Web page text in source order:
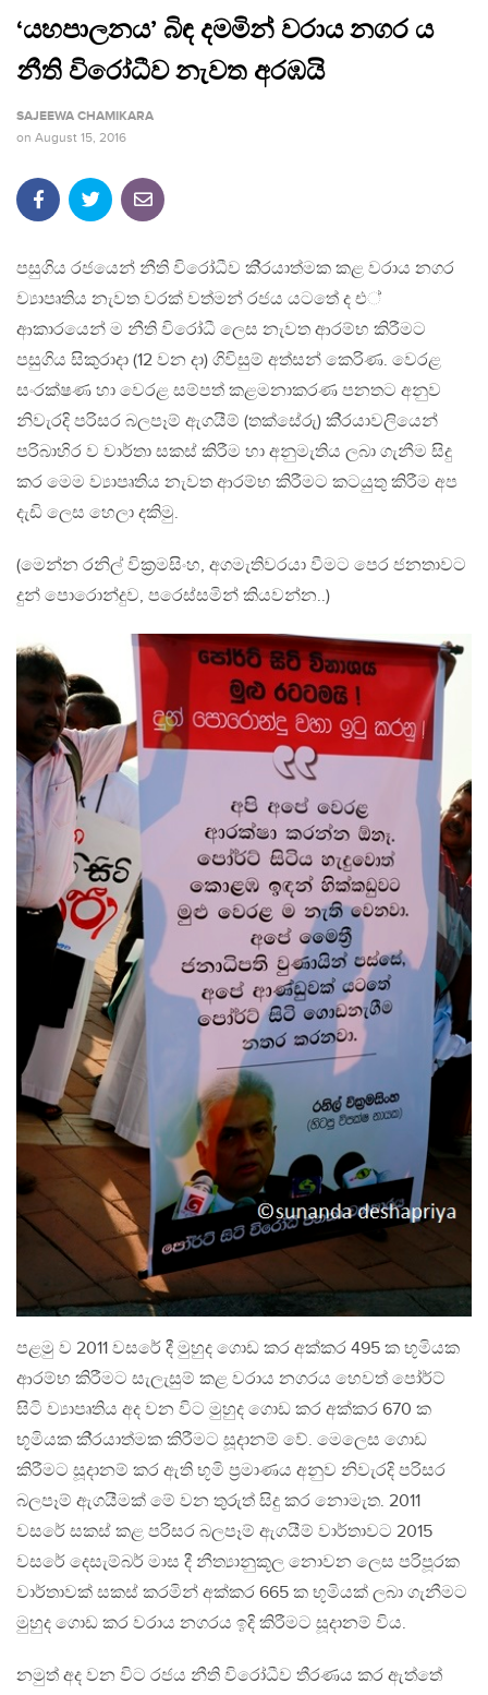
‘යහපාලනය’ බිඳ දමමින් වරාය නගර ය
නීති විරෝධීව නැවත අරඹයි
SAJEEWA CHAMIKARA
on August 15, 2016
පසුගිය රජයෙන් නීති විරෝධීව කි‍්‍රයාත්මක කළ වරාය නගර
ව්‍යාපෘතිය නැවත වරක් වත්මන් රජය යටතේ ද එ්
ආකාරයෙන් ම නීති විරෝධී ලෙස නැවත ආරම්භ කිරීමට
පසුගිය සිකුරාදා (12 වන දා) ගිවිසුම් අත්සන් කෙරිණ. වෙරළ
සංරක්ෂණ හා වෙරළ සම්පත් කළමනාකරණ පනතට අනුව
නිවැරදි පරිසර බලපෑම් ඇගයීම් (තක්සේරු) කි‍්‍රයාවලියෙන්
පරිබාහිර ව වාර්තා සකස් කිරීම හා අනුමැතිය ලබා ගැනීම සිදු
කර මෙම ව්‍යාපෘතිය නැවත ආරම්භ කිරීමට කටයුතු කිරීම අප
දැඩි ලෙස හෙලා දකිමු.
(මෙන්න රනිල් වික්‍රමසිංහ, අගමැතිවරයා වීමට පෙර ජනතාවට
දුන් පොරොන්දුව, පරෙස්සමින් කියවන්න..)
පළමු ව 2011 වසරේ දී මුහුද ගොඩ කර අක්කර 495 ක භූමියක
ආරම්භ කිරීමට සැලැසුම් කළ වරාය නගරය හෙවත් පෝර්ට්
සිටි ව්‍යාපෘතිය අද වන විට මුහුද ගොඩ කර අක්කර 670 ක
භූමියක කි‍්‍රයාත්මක කිරීමට සූදානම් වේ. මෙලෙස ගොඩ
කිරීමට සූදානම් කර ඇති භූමි ප‍්‍රමාණය අනුව නිවැරදි පරිසර
බලපෑම් ඇගයීමක් මේ වන තුරුත් සිදු කර නොමැත. 2011
වසරේ සකස් කළ පරිසර බලපෑම් ඇගයීම් වාර්තාවට 2015
වසරේ දෙසැම්බර් මාස දී නීත්‍යානුකූල නොවන ලෙස පරිපූරක
වාර්තාවක් සකස් කරමින් අක්කර 665 ක භූමියක් ලබා ගැනීමට
මුහුද ගොඩ කර වරාය නගරය ඉදි කිරීමට සූදානම් විය.
නමුත් අද වන විට රජය නීති විරෝධීව තීරණය කර ඇත්තේ